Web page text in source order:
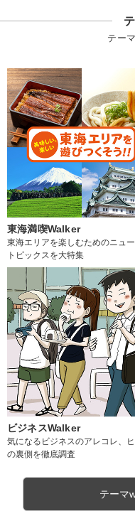
テー
東海満喫Walker
東海エリアを楽しむためのニュ
トピックスを大特集
ビジネスWalker
気になるビジネスのアレコレ、ヒ
の裏側を徹底調査
テーマ